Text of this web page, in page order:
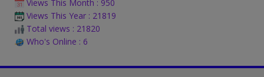
Views This Month : 950
Views This Year : 21819
Total views : 21820
Who's Online : 6